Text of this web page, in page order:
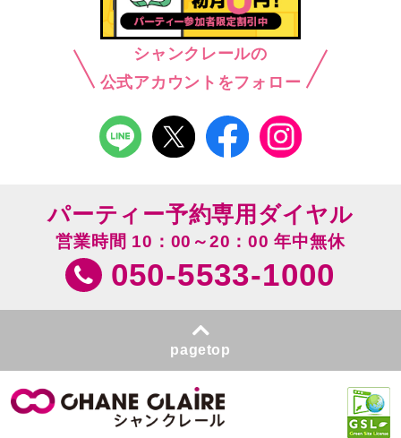
シャンクレールの
公式アカウントをフォロー
パーティー予約専用ダイヤル
営業時間 10：00～20：00 年中無休
050-5533-1000
pagetop